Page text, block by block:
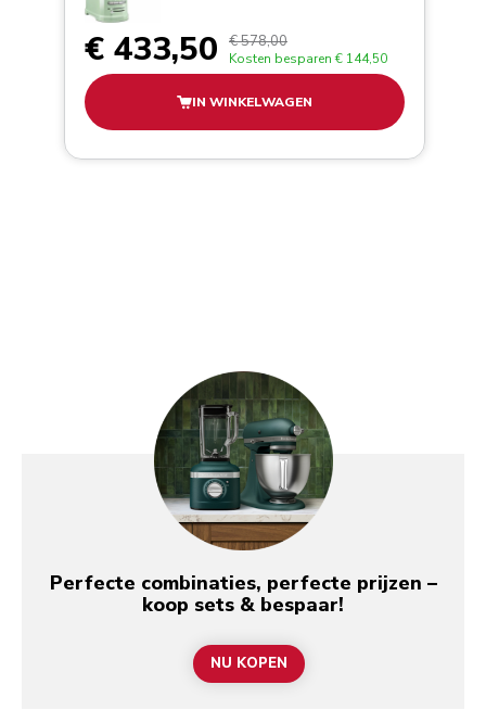
€ 433,50 € 578,00
Kosten besparen € 144,50
IN WINKELWAGEN
Perfecte combinaties, perfecte prijzen –
koop sets & bespaar!
NU KOPEN